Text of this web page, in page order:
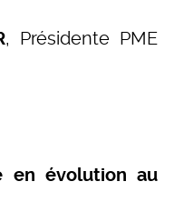
, Présidente PME
en évolution au